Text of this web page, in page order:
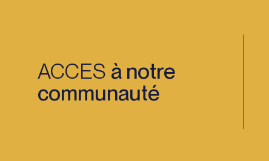
ACCES à notre
communauté